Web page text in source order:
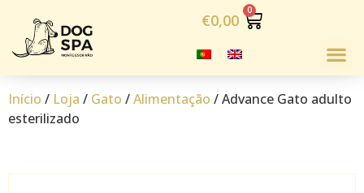
€0,00
Início / Loja / Gato /Alimentação / Advance Gato adulto
esterilizado